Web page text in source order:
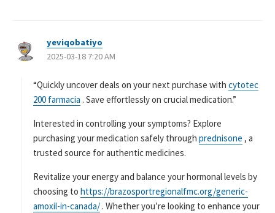
yeviqobatiyo
り
2025-03-18 7:20 AM
“Quickly uncover deals on your next purchase with cytotec
200 farmacia . Save effortlessly on crucial medication.”
Interested in controlling your symptoms? Explore
purchasing your medication safely through prednisone , a
trusted source for authentic medicines.
Revitalize your energy and balance your hormonal levels by
choosing to https://brazosportregionalfmc.org/generic-
amoxil-in-canada/ . Whether you’re looking to enhance your